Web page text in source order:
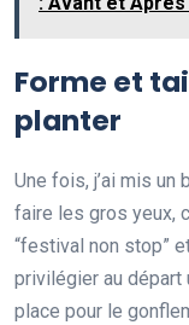
Forme et
planter
Une fois, j’ai mis un
faire les gros yeux,
“festival non stop”
privilégier au départ
place pour le